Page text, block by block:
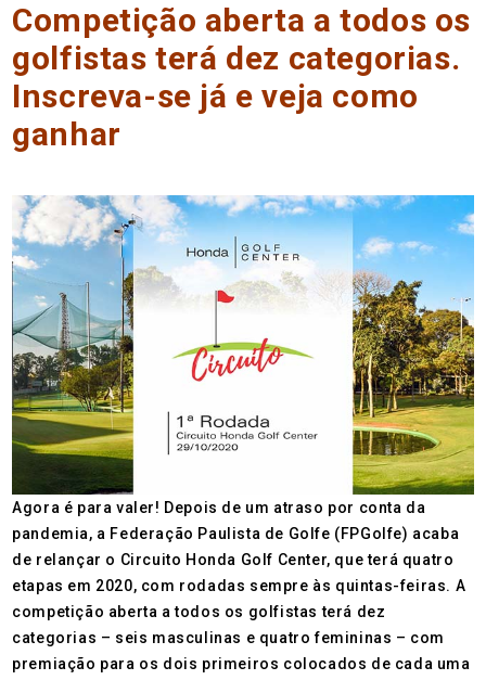
Competição aberta a todos os
golfistas terá dez categorias.
Inscreva-se já e veja como
ganhar
Agora é para valer! Depois de um atraso por conta da
pandemia, a Federação Paulista de Golfe (FPGolfe) acaba
de relançar o Circuito Honda Golf Center, que terá quatro
etapas em 2020, com rodadas sempre às quintas-feiras. A
competição aberta a todos os golfistas terá dez
categorias – seis masculinas e quatro femininas – com
premiação para os dois primeiros colocados de cada uma